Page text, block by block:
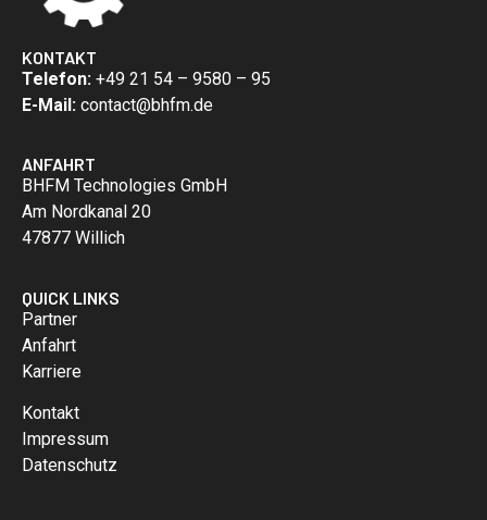
KONTAKT
Telefon: +49 21 54 – 9580 – 95
E-Mail: contact@bhfm.de
ANFAHRT
BHFM Technologies GmbH
Am Nordkanal 20
47877 Willich
QUICK LINKS
Partner
Anfahrt
Karriere
Kontakt
Impressum
Datenschutz